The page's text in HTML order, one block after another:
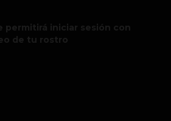
permitirá iniciar sesión con
de tu rostro